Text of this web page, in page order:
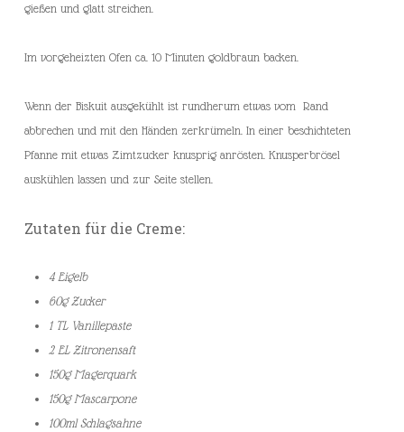
gießen und glatt streichen.
Im vorgeheizten Ofen ca. 10 Minuten goldbraun backen.
Wenn der Biskuit ausgekühlt ist rundherum etwas vom Rand
abbrechen und mit den Händen zerkrümeln. In einer beschichteten
Pfanne mit etwas Zimtzucker knusprig anrösten. Knusperbrösel
auskühlen lassen und zur Seite stellen.
Zutaten für die Creme:
4 Eigelb
60g Zucker
1 TL Vanillepaste
2 EL Zitronensaft
150g Magerquark
150g Mascarpone
100ml Schlagsahne